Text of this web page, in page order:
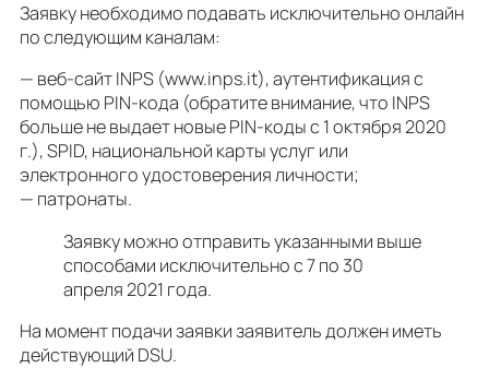
Заявку необходимо подавать исключительно онлайн
по следующим каналам:
— веб-сайт INPS (www.inps.it), аутентификация с
помощью PIN-кода (обратите внимание, что INPS
больше не выдает новые PIN-коды с 1 октября 2020
г.), SPID, национальной карты услуг или
электронного удостоверения личности;
— патронаты.
Заявку можно отправить указанными выше
способами исключительно с 7 по 30
апреля 2021 года.
На момент подачи заявки заявитель должен иметь
действующий DSU.